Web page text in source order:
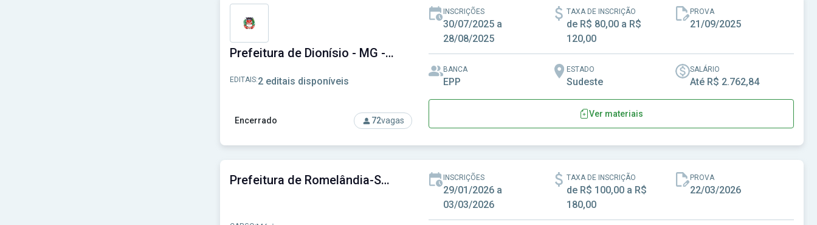
Encerrado 72vagas
Prefeitura de Dionísio - MG - Prefeitura Municipal de Dionísio - MG
EDITAIS:2 editais disponíveis
INSCRIÇÕES
30/07/2025 a
28/08/2025
TAXA DE INSCRIÇÃO
de R$ 80,00 a R$
120,00
PROVA
21/09/2025
BANCA
EPP
ESTADO
Sudeste
SALÁRIO
Até R$ 2.762,84
Ver materiais
Prefeitura de Romelândia-SC - Prefeitura Municipal de Romelândia-SC INSCRIÇÕES
29/01/2026 a
03/03/2026
TAXA DE INSCRIÇÃO
de R$ 100,00 a R$
180,00
PROVA
22/03/2026